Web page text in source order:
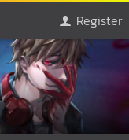
Register